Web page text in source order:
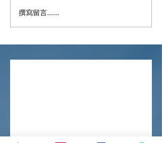
Certified True Copy（核
證副本）
撰寫留言......